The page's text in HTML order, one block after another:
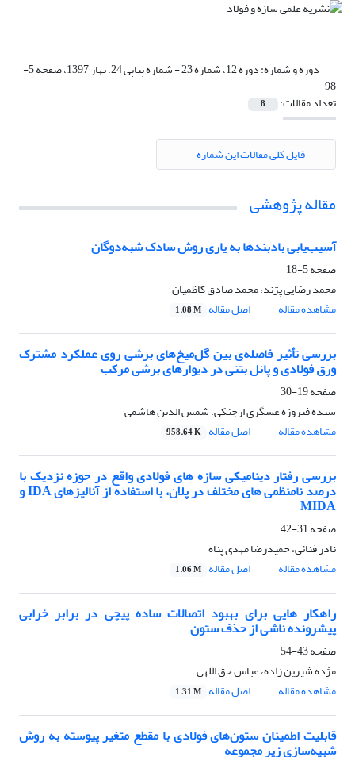
دوره و شماره: دوره 12، شماره 23 - شماره پیاپی 24، بهار 1397، صفحه 5-
98
تعداد مقالات: 8
فایل کلی مقالات این شماره
مقاله پژوهشی
آسیب‌یابی بادبندها به یاری روش سادک شبه‌دوگان
صفحه5-18
محمد رضایی پژند، محمد صادق کاظمیان
مشاهده مقاله
اصل مقاله 1.08 M
بررسی تأثیر فاصله‌ی بین گل‌میخ‌های برشی روی عملکرد مشترک
ورق فولادی و پانل بتنی در دیوارهای برشی مرکب
صفحه19-30
سیده فیروزه عسگری ارجنکی، شمس الدین هاشمی
مشاهده مقاله
اصل مقاله 958.64 K
بررسی رفتار دینامیکی سازه های فولادی واقع در حوزه نزدیک با
درصد نامنظمی های مختلف در پلان، با استفاده از آنالیزهای IDA و
MIDA
صفحه31-42
نادر فنائی، حمیدرضا مهدی پناه
مشاهده مقاله
اصل مقاله 1.06 M
راهکار هایی برای بهبود اتصالات ساده پیچی در برابر خرابی
پیشرونده ناشی از حذف ستون
صفحه43-54
مژده شیرین زاده، عباس حق اللهی
مشاهده مقاله
اصل مقاله 1.31 M
قابلیت اطمینان ستون‌های فولادی با مقطع متغیر پیوسته به روش
شبیه‌سازی زیر مجموعه